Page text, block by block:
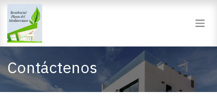
Ir al contenido
Contáctenos